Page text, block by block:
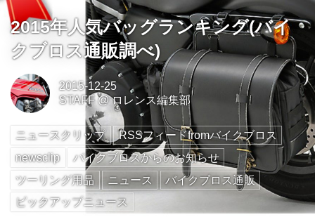
2015年人気バッグランキング(バイ
クブロス通販調べ)
2015-12-25
STAFF @ロレンス編集部
ニュースクリップ
RSSフィードfromバイクブロス
newsclip
バイクブロスからのお知らせ
ツーリング用品
ニュース
バイクブロス通販
ピックアップニュース